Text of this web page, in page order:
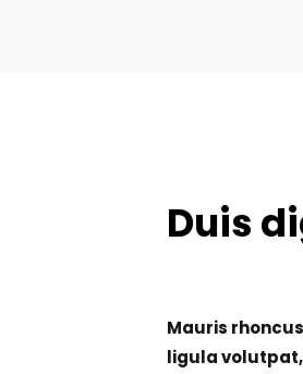
Duis
Mauris
ligula volutpat,